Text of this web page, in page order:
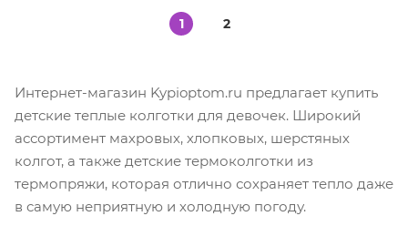
1 2
Интернет-магазин Kypioptom.ru предлагает купить
детские теплые колготки для девочек. Широкий
ассортимент махровых, хлопковых, шерстяных
колгот, а также детские термоколготки из
термопряжи, которая отлично сохраняет тепло даже
в самую неприятную и холодную погоду.